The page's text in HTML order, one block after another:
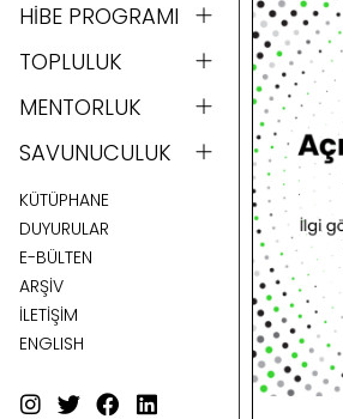
HİBE PROGRAMI
TOPLULUK
MENTORLUK
SAVUNUCULUK
KÜTÜPHANE
DUYURULAR
E-BÜLTEN
ARŞİV
İLETİŞİM
ENGLISH